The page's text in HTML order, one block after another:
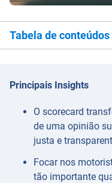
Tabela de conteúdos
Principais Insights
O scorecard
de uma opinião
justa e
Focar nos
tão importante